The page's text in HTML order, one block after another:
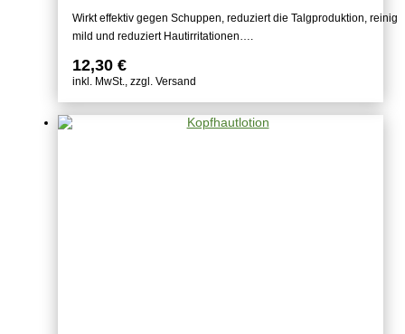
Wirkt effektiv gegen Schuppen, reduziert die Talgproduktion, reinig
mild und reduziert Hautirritationen….
12,30 €
inkl. MwSt., zzgl. Versand